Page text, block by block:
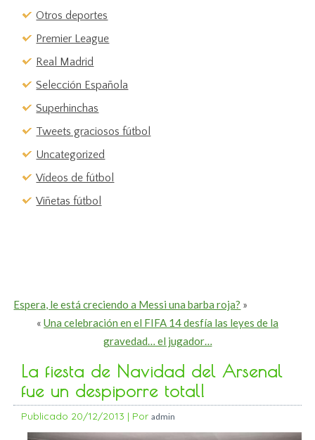
Otros deportes
Premier League
Real Madrid
Selección Española
Superhinchas
Tweets graciosos fútbol
Uncategorized
Vídeos de fútbol
Viñetas fútbol
Espera, le está creciendo a Messi una barba roja? »
« Una celebración en el FIFA 14 desfía las leyes de la
gravedad… el jugador…
La fiesta de Navidad del Arsenal
fue un despiporre total!
Publicado 20/12/2013 | Por admin